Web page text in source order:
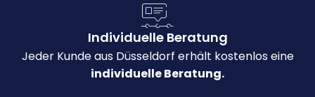
Individuelle Beratung
Jeder Kunde aus Düsseldorf erhält kostenlos eine
individuelle Beratung.